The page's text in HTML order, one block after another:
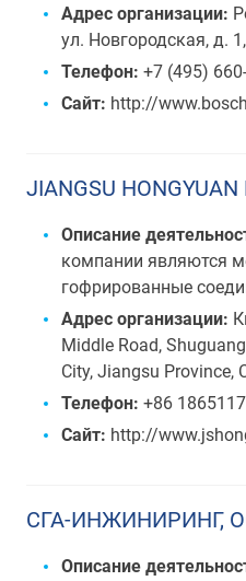
Адрес организации:
ул. Новгородская, д.
Телефон: +7 (495)
Сайт: http://
JIANGSU HONGYUAN
Описание
компании являются
гофрированные
Адрес организации:
Middle Road,
City, Jiangsu Province,
Телефон: +86
Сайт: http://
СГА-ИНЖИНИРИНГ,
Описание